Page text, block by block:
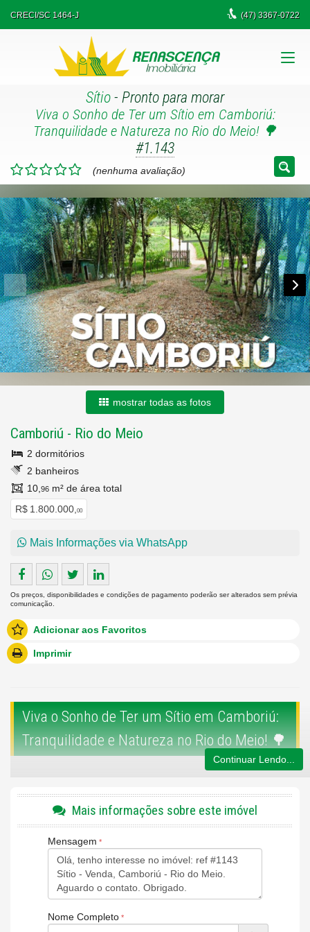
CRECI/SC 1464-J (47)3367-0722
Sítio - Pronto para morar
Viva o Sonho de Ter um Sítio em Camboriú:
Tranquilidade e Natureza no Rio do Meio! 🌳
#1.143
(nenhuma avaliação)
mostrar todas as fotos
Camboriú - Rio do Meio
2 dormitórios
2 banheiros
10, 96 m² de área total
R$ 1.800.000, 00
Mais Informações via WhatsApp
Os preços, disponibilidades e condições de pagamento poderão ser alterados sem prévia
comunicação.
Adicionar aos Favoritos
Imprimir
Viva o Sonho de Ter um Sítio em Camboriú:
Tranquilidade e Natureza no Rio do Meio! 🌳
de paz e tranquilidade, mas sem abrir mão da proximidade com a
cidade. Este belíssimo
sítio no bairro Rio do Meio, em
completa e uma localização privilegiada.
🏡 Detalhes do Sítio:
Área Total:Generosos10.959 m²📏, proporcionando espaço
Infraestrutura:O sítio já conta comduas casasepoço
Continuar Lendo...
Mais informações sobre este imóvel
Mensagem
Nome Completo